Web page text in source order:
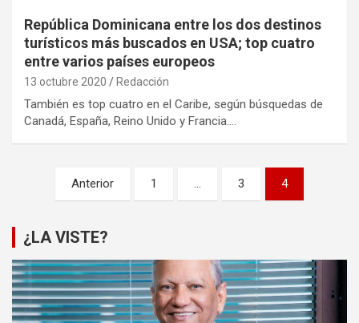
República Dominicana entre los dos destinos
turísticos más buscados en USA; top cuatro
entre varios países europeos
13 octubre 2020 Redacción
También es top cuatro en el Caribe, según búsquedas de
Canadá, España, Reino Unido y Francia.…
Paginación
entradas
Anterior 1 … 3 4
¿LA VISTE?